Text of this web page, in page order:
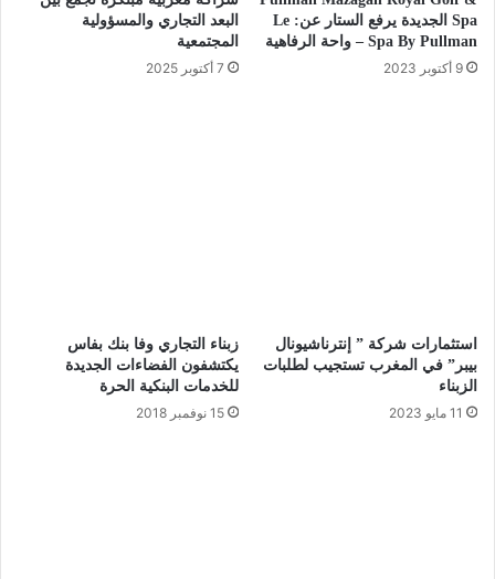
Spa الجديدة يرفع الستار عن: Le
Spa By Pullman – واحة الرفاهية
9 أكتوبر 2023
البعد التجاري والمسؤولية
المجتمعية
7 أكتوبر 2025
استثمارات شركة ” إنترناشيونال
بيبر” في المغرب تستجيب لطلبات
الزبناء
11 مايو 2023
زبناء التجاري وفا بنك بفاس
يكتشفون الفضاءات الجديدة
للخدمات البنكية الحرة
15 نوفمبر 2018